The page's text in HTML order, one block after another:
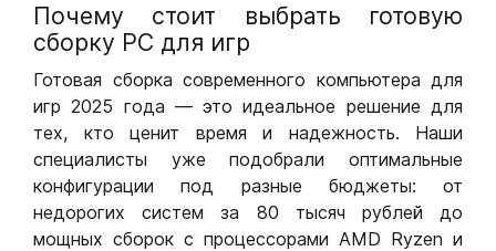
Почему стоит выбрать готовую
сборку РС для игр
Готовая сборка современного компьютера для
игр 2025 года — это идеальное решение для
тех, кто ценит время и надежность. Наши
специалисты уже подобрали оптимальные
конфигурации под разные бюджеты: от
недорогих систем за 80 тысяч рублей до
мощных сборок с процессорами AMD Ryzen и